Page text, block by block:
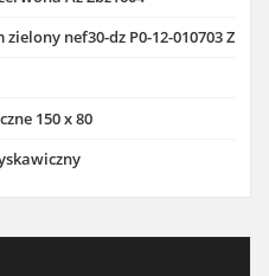
nef30-dz P0-12-010703 Z
150 x 80